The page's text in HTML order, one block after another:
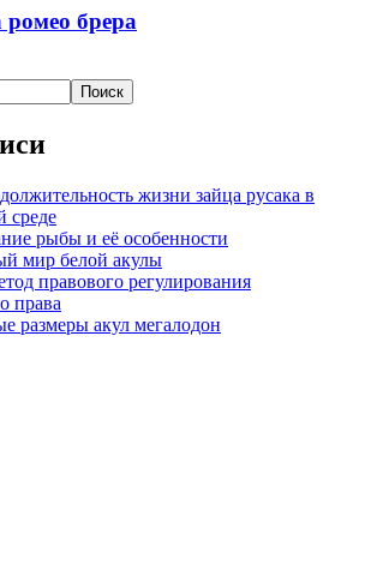
брера
Поиск
жизни зайца русака в
среде
рыбы и её особенности
мир белой акулы
правового регулирования
права
размеры акул мегалодон